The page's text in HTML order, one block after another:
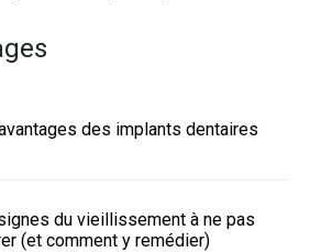
des implants dentaires
du vieillissement à ne pas
(et comment y remédier)